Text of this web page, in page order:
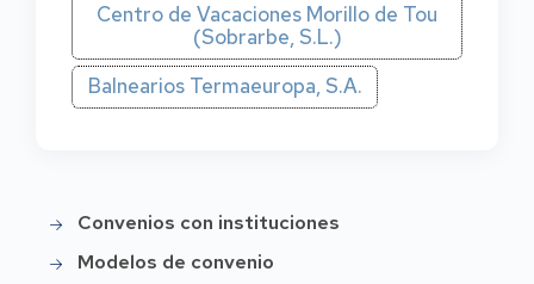
Centro de Vacaciones Morillo de Tou
(Sobrarbe, S.L.)
Balnearios Termaeuropa, S.A.
Menú
convenios
Convenios con instituciones
Modelos de convenio